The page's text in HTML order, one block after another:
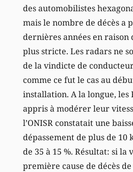
des automobilistes
mais le nombre de décès a
dernières années en raison
plus stricte. Les radars ne
de la vindicte de
comme ce fut le cas au
installation. A la longue, les
appris à modérer leur
l’ONISR constatait une
dépassement de plus de
de 35 à 15 %. Résultat: si la
première cause de décès